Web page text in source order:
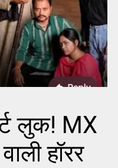
लुक! MX
हॉरर